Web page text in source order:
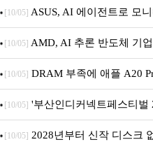
아의 용사’ 재개최 및 풍성한 기
[10/05] ASUS, AI 에이전트로 모
[10/05] AMD, AI 추론 반도체 기
[10/05] DRAM 부족에 애플 A20
퍼 대기
[10/05] '부산인디커넥트페스티벌
개막... 22일간 진행
[10/05] 2028년부터 신작 디스크